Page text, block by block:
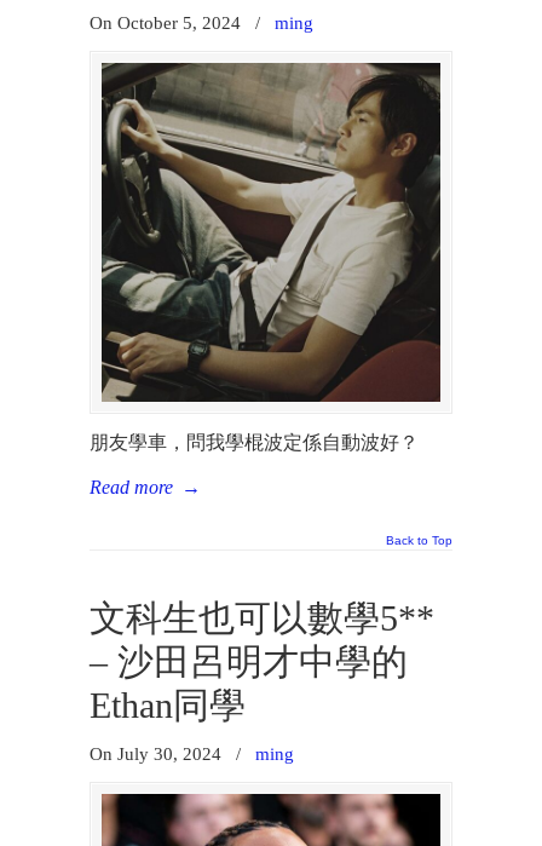
On October 5, 2024 / ming
朋友學車，問我學棍波定係自動波好？
Read more →
Back to Top
文科生也可以數學5**
– 沙田呂明才中學的
Ethan同學
On July 30, 2024 / ming